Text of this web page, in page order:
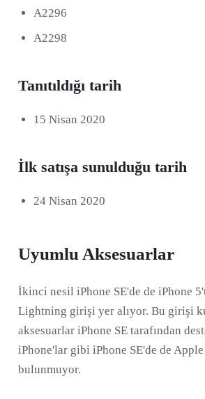
A2296
A2298
Tanıtıldığı tarih
15 Nisan 2020
İlk satışa sunulduğu tarih
24 Nisan 2020
Uyumlu Aksesuarlar
İkinci nesil iPhone SE'de de iPhone
Lightning girişi yer alıyor. Bu girişi
aksesuarlar iPhone SE tarafından
iPhone'lar gibi iPhone SE'de de
bulunmuyor.